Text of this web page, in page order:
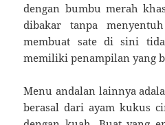
dengan bumbu merah
dibakar tanpa
membuat sate di sini
memiliki penampilan yang
Menu andalan lainnya
berasal dari ayam kukus